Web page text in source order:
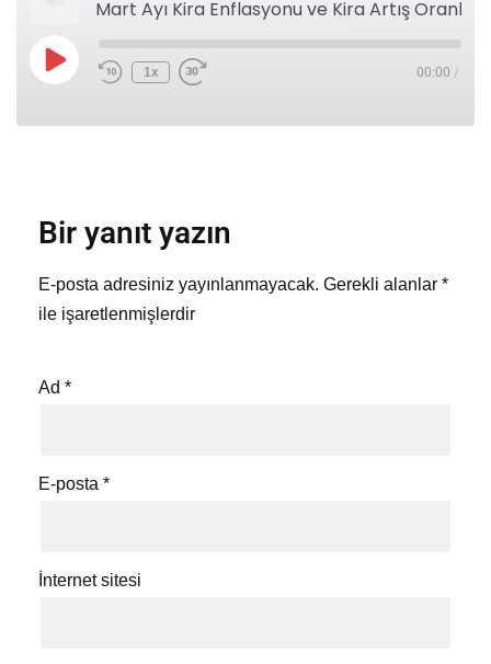
1x 00:00 /
Bir yanıt yazın
E-posta adresiniz yayınlanmayacak. Gerekli alanlar *
ile işaretlenmişlerdir
Ad *
E-posta *
İnternet sitesi